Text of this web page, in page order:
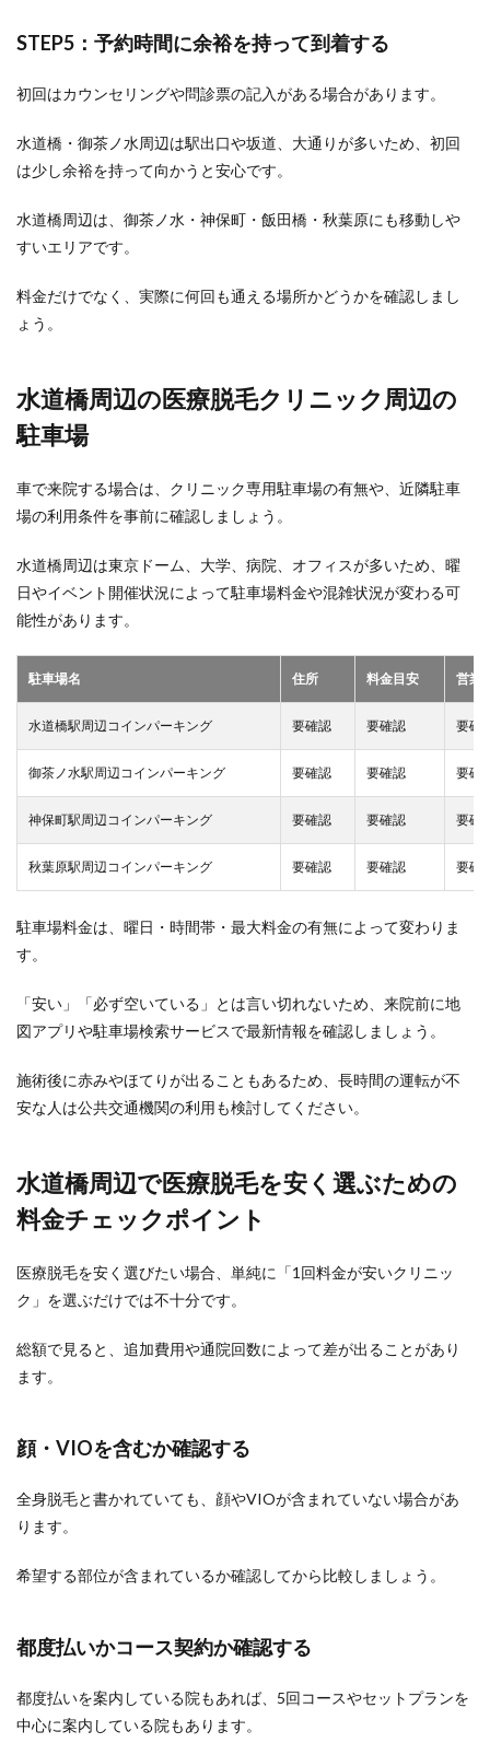
STEP5：予約時間に余裕を持って到着する
初回はカウンセリングや問診票の記入がある場合があります。
水道橋・御茶ノ水周辺は駅出口や坂道、大通りが多いため、初回
は少し余裕を持って向かうと安心です。
水道橋周辺は、御茶ノ水・神保町・飯田橋・秋葉原にも移動しや
すいエリアです。
料金だけでなく、実際に何回も通える場所かどうかを確認しまし
ょう。
水道橋周辺の医療脱毛クリニック周辺の
駐車場
車で来院する場合は、クリニック専用駐車場の有無や、近隣駐車
場の利用条件を事前に確認しましょう。
水道橋周辺は東京ドーム、大学、病院、オフィスが多いため、曜
日やイベント開催状況によって駐車場料金や混雑状況が変わる可
能性があります。
駐車場名 住所 料金目安 営業
水道橋駅周辺コインパーキング 要確認 要確認 要確
御茶ノ水駅周辺コインパーキング 要確認 要確認 要確
神保町駅周辺コインパーキング 要確認 要確認 要確
秋葉原駅周辺コインパーキング 要確認 要確認 要確
駐車場料金は、曜日・時間帯・最大料金の有無によって変わりま
す。
「安い」「必ず空いている」とは言い切れないため、来院前に地
図アプリや駐車場検索サービスで最新情報を確認しましょう。
施術後に赤みやほてりが出ることもあるため、長時間の運転が不
安な人は公共交通機関の利用も検討してください。
水道橋周辺で医療脱毛を安く選ぶための
料金チェックポイント
医療脱毛を安く選びたい場合、単純に「1回料金が安いクリニッ
ク」を選ぶだけでは不十分です。
総額で見ると、追加費用や通院回数によって差が出ることがあり
ます。
顔・VIOを含むか確認する
全身脱毛と書かれていても、顔やVIOが含まれていない場合があ
ります。
希望する部位が含まれているか確認してから比較しましょう。
都度払いかコース契約か確認する
都度払いを案内している院もあれば、5回コースやセットプランを
中心に案内している院もあります。